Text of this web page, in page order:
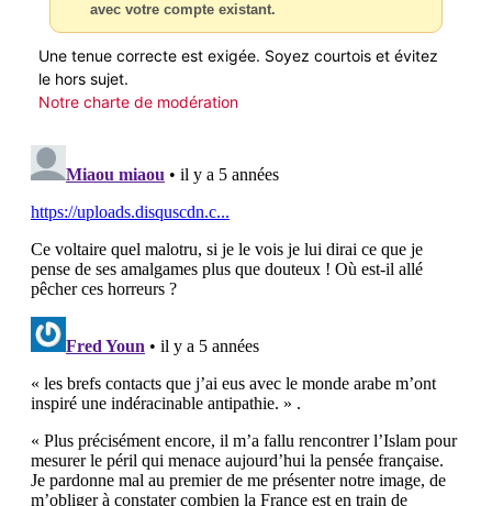
avec votre compte existant.
Une tenue correcte est exigée. Soyez courtois et évitez
le hors sujet.
Notre charte de modération